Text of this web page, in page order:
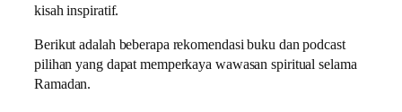
kisah inspiratif.
Berikut adalah beberapa rekomendasi buku dan podcast
pilihan yang dapat memperkaya wawasan spiritual selama
Ramadan.